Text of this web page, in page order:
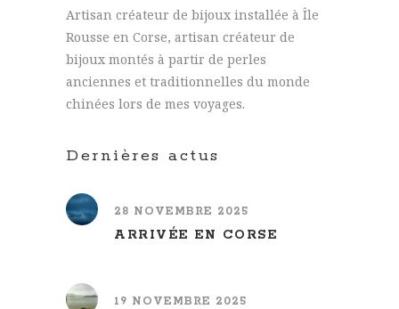
Artisan créateur de bijoux installée à Île
Rousse en Corse, artisan créateur de
bijoux montés à partir de perles
anciennes et traditionnelles du monde
chinées lors de mes voyages.
Dernières actus
28 NOVEMBRE 2025
ARRIVÉE EN CORSE
19 NOVEMBRE 2025